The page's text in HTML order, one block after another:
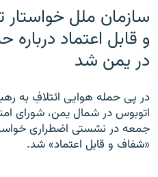
سازمان ملل
و قابل اعتماد
در یمن شد
در پی حمله هوایی ائتلافِ به
اتوبوس در شمال یمن، شورای
جمعه در نشستی اضطراری
«شفاف و قابل اعتماد» شد.